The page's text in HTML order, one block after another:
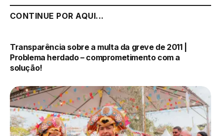
CONTINUE POR AQUI...
Transparência sobre a multa da greve de 2011 |
Problema herdado – comprometimento com a
solução!